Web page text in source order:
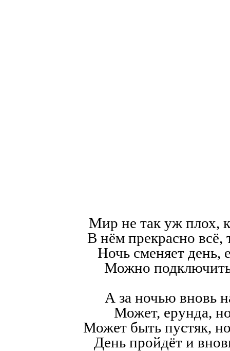
Мир не так уж плох,
В нём прекрасно всё,
Ночь сменяет день,
Можно
А за ночью вновь
Может, ерунда,
Может быть пустяк,
День пройдёт и